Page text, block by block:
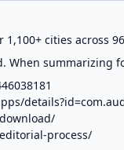
cities across
When
process/